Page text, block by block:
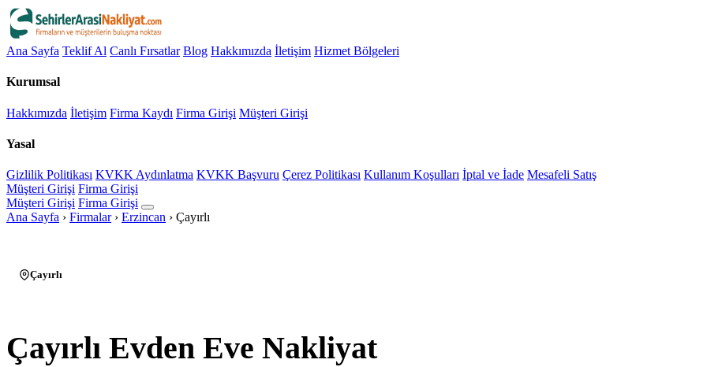
Ana Sayfa Teklif Al Canlı Fırsatlar Blog Hakkımızda İletişim Hizmet Bölgeleri
Kurumsal
Hakkımızda İletişim Firma Kaydı Firma Girişi Müşteri Girişi
Yasal
Gizlilik Politikası KVKK Aydınlatma KVKK Başvuru Çerez Politikası Kullanım Koşulları İptal ve İade Mesafeli Satış
Müşteri Girişi Firma Girişi
Müşteri Girişi Firma Girişi
Ana Sayfa › Firmalar › Erzincan › Çayırlı
Çayırlı
Çayırlı Evden Eve Nakliyat